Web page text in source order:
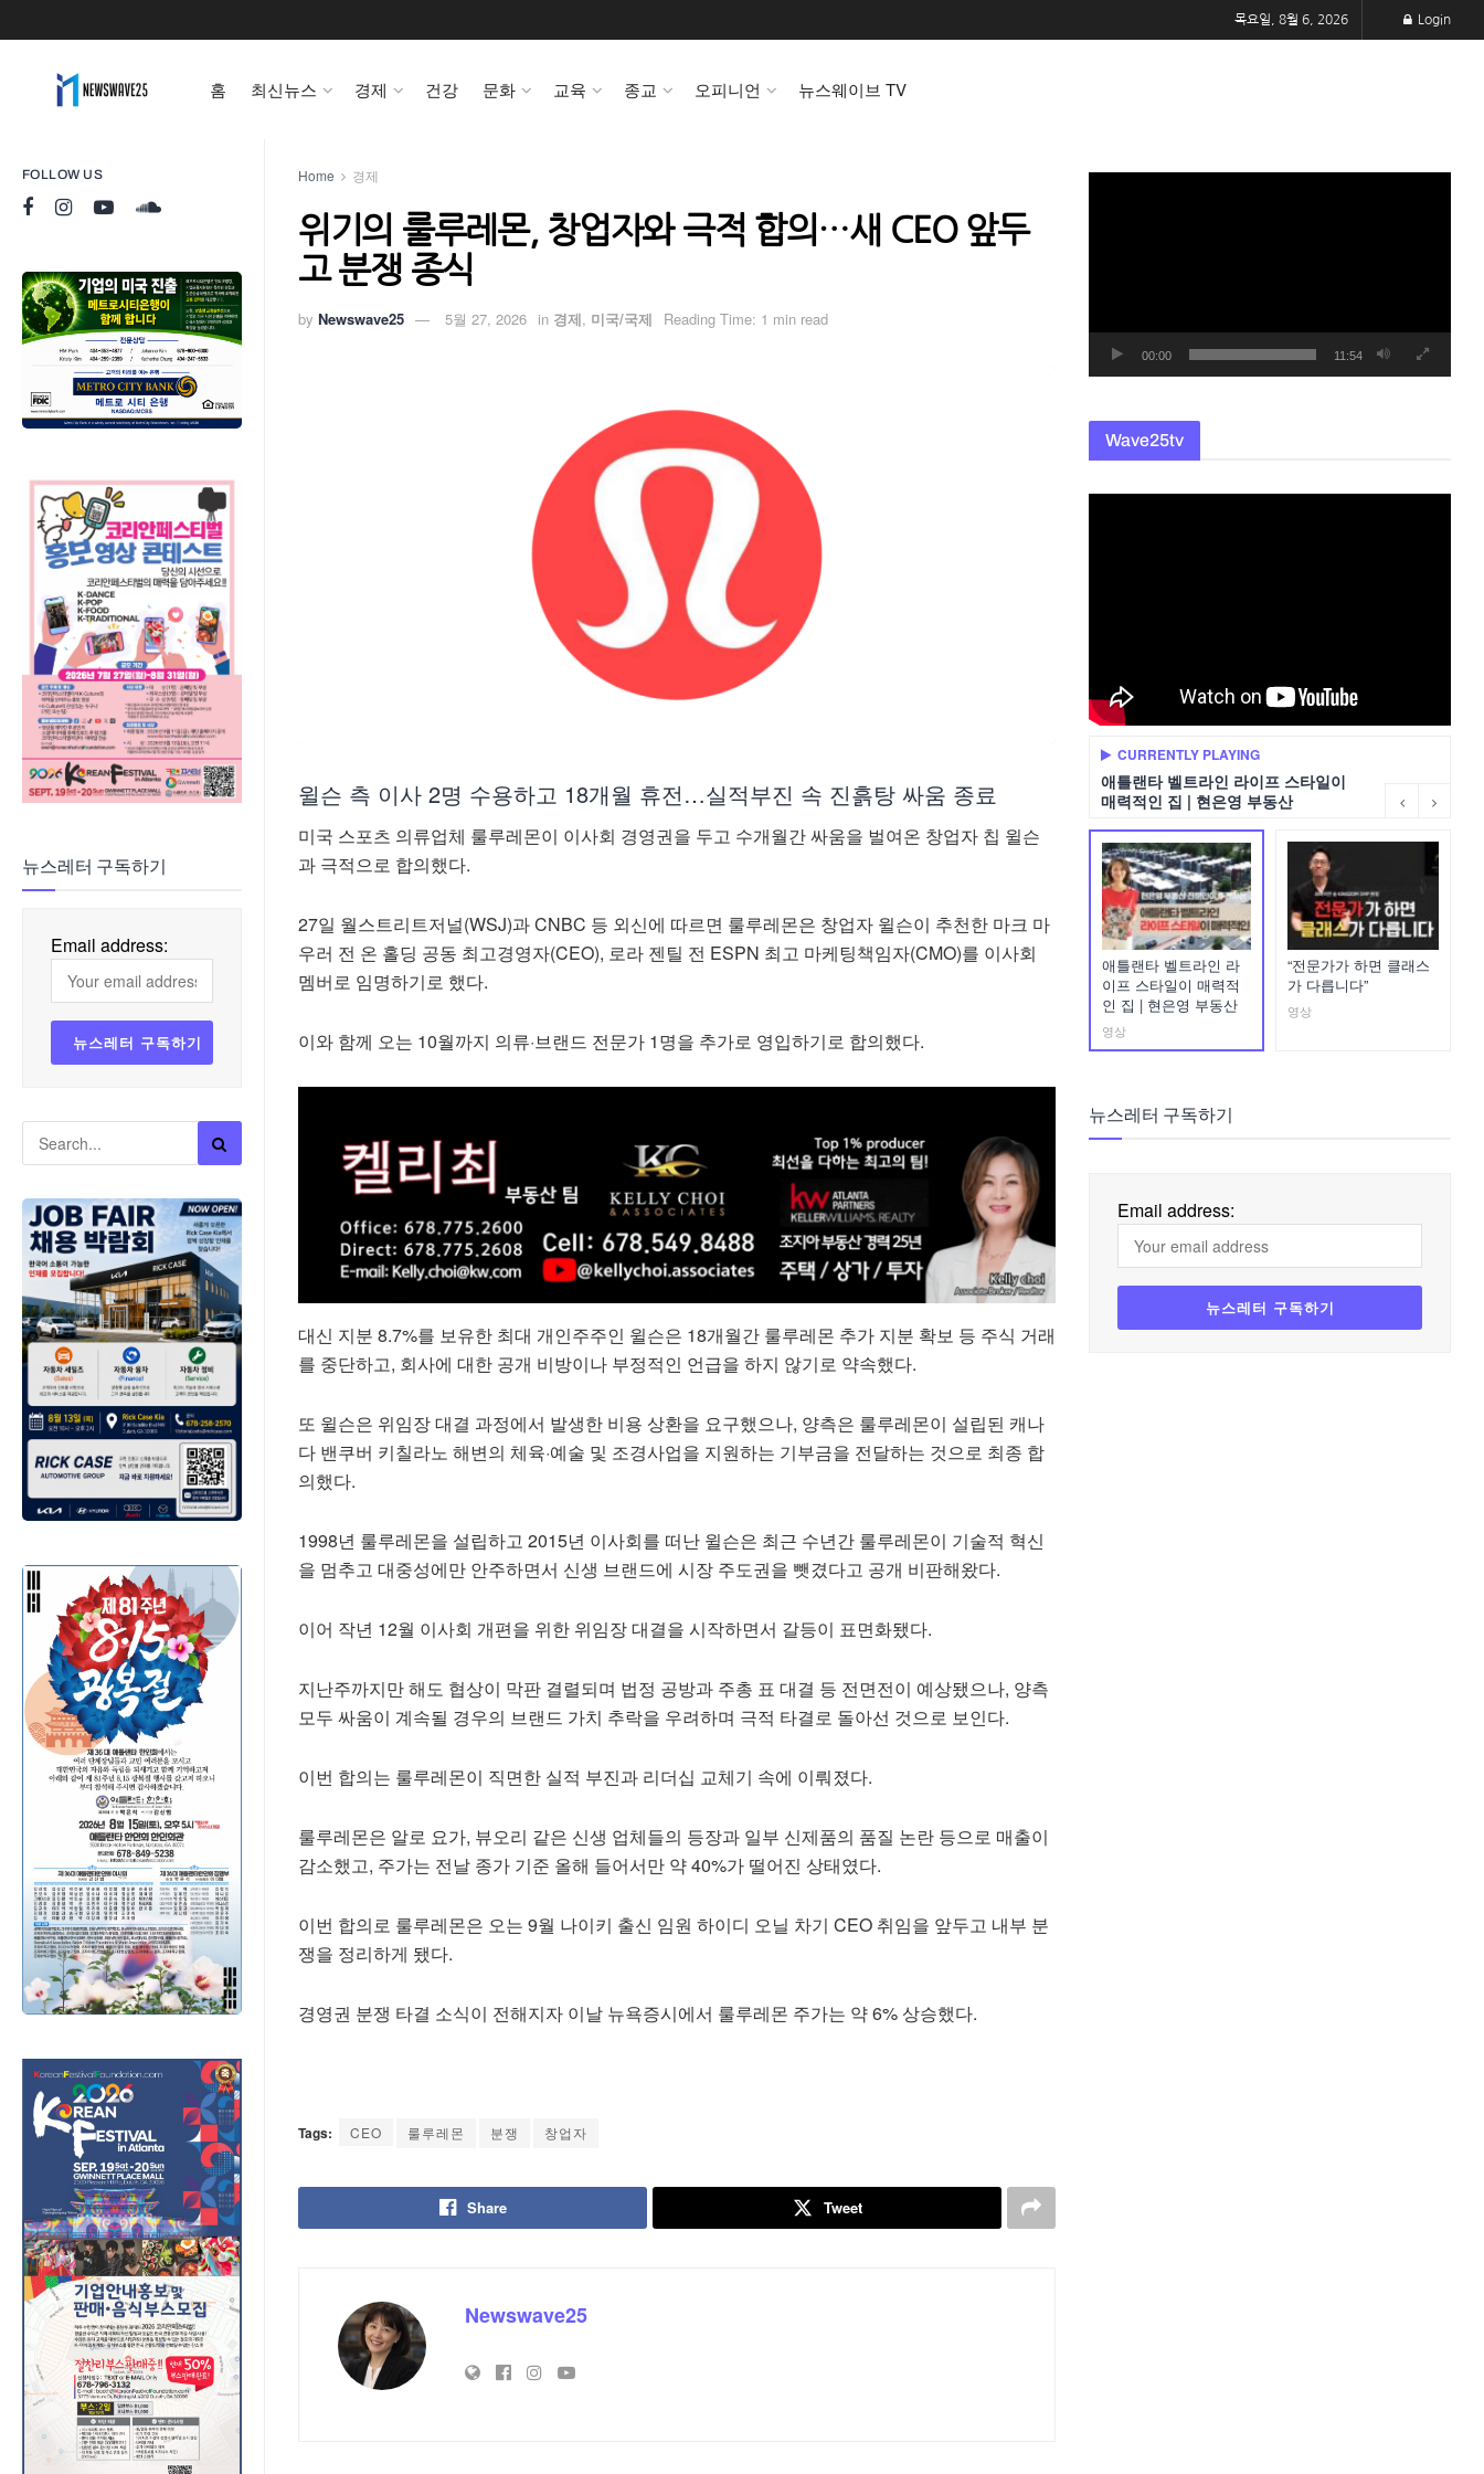
FOLLOW US
뉴스레터 구독하기
Email address:
목요일, 8월 6, 2026 Login
홈 최신뉴스 경제 건강 문화 교육 종교 오피니언 뉴스웨이브 TV
Home 경제
위기의 룰루레몬, 창업자와 극적 합의…새 CEO 앞두
고 분쟁 종식
by Newswave25 5월 27, 2026 in 경제, 미국/국제 Reading Time: 1 min read
윌슨 측 이사 2명 수용하고 18개월 휴전…실적부진 속 진흙탕 싸움 종료
미국 스포츠 의류업체 룰루레몬이 이사회 경영권을 두고 수개월간 싸움을 벌여온 창업자 칩 윌슨
과 극적으로 합의했다.
27일 월스트리트저널(WSJ)과 CNBC 등 외신에 따르면 룰루레몬은 창업자 윌슨이 추천한 마크 마
우러 전 온 홀딩 공동 최고경영자(CEO), 로라 젠틸 전 ESPN 최고 마케팅책임자(CMO)를 이사회
멤버로 임명하기로 했다.
이와 함께 오는 10월까지 의류·브랜드 전문가 1명을 추가로 영입하기로 합의했다.
대신 지분 8.7%를 보유한 최대 개인주주인 윌슨은 18개월간 룰루레몬 추가 지분 확보 등 주식 거래
를 중단하고, 회사에 대한 공개 비방이나 부정적인 언급을 하지 않기로 약속했다.
또 윌슨은 위임장 대결 과정에서 발생한 비용 상환을 요구했으나, 양측은 룰루레몬이 설립된 캐나
다 밴쿠버 키칠라노 해변의 체육·예술 및 조경사업을 지원하는 기부금을 전달하는 것으로 최종 합
의했다.
1998년 룰루레몬을 설립하고 2015년 이사회를 떠난 윌슨은 최근 수년간 룰루레몬이 기술적 혁신
을 멈추고 대중성에만 안주하면서 신생 브랜드에 시장 주도권을 뺏겼다고 공개 비판해왔다.
이어 작년 12월 이사회 개편을 위한 위임장 대결을 시작하면서 갈등이 표면화됐다.
지난주까지만 해도 협상이 막판 결렬되며 법정 공방과 주총 표 대결 등 전면전이 예상됐으나, 양측
모두 싸움이 계속될 경우의 브랜드 가치 추락을 우려하며 극적 타결로 돌아선 것으로 보인다.
이번 합의는 룰루레몬이 직면한 실적 부진과 리더십 교체기 속에 이뤄졌다.
룰루레몬은 알로 요가, 뷰오리 같은 신생 업체들의 등장과 일부 신제품의 품질 논란 등으로 매출이
감소했고, 주가는 전날 종가 기준 올해 들어서만 약 40%가 떨어진 상태였다.
이번 합의로 룰루레몬은 오는 9월 나이키 출신 임원 하이디 오닐 차기 CEO 취임을 앞두고 내부 분
쟁을 정리하게 됐다.
경영권 분쟁 타결 소식이 전해지자 이날 뉴욕증시에서 룰루레몬 주가는 약 6% 상승했다.
Tags: CEO 룰루레몬 분쟁 창업자
Share Tweet
Newswave25
00:00 11:54
Wave25tv
CURRENTLY PLAYING
애틀랜타 벨트라인 라이프 스타일이
매력적인 집 | 현은영 부동산
애틀랜타 벨트라인 라
이프 스타일이 매력적
인 집 | 현은영 부동산
영상
“전문가가 하면 클래스
가 다릅니다”
영상
뉴스레터 구독하기
Email address: